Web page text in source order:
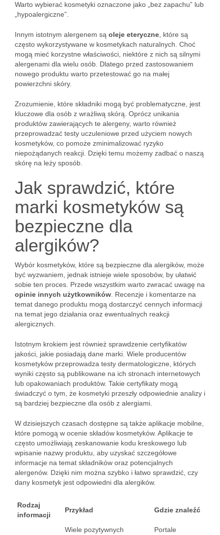
Warto wybierać kosmetyki oznaczone jako „bez zapachu” lub
„hypoalergiczne”.
Innym istotnym alergenem są oleje eteryczne , które są
często wykorzystywane w kosmetykach naturalnych. Choć
mogą mieć korzystne właściwości, niektóre z nich są silnymi
alergenami dla wielu osób. Dlatego przed zastosowaniem
nowego produktu warto przetestować go na małej
powierzchni skóry.
Zrozumienie, które składniki mogą być problematyczne, jest
kluczowe dla osób z wrażliwą skórą. Oprócz unikania
produktów zawierających te alergeny, warto również
przeprowadzać testy uczuleniowe przed użyciem nowych
kosmetyków, co pomoże zminimalizować ryzyko
niepożądanych reakcji. Dzięki temu możemy zadbać o naszą
skórę na leży sposób.
Jak sprawdzić, które
marki kosmetyków są
bezpieczne dla
alergików?
Wybór kosmetyków, które są bezpieczne dla alergików, może
być wyzwaniem, jednak istnieje wiele sposobów, by ułatwić
sobie ten proces. Przede wszystkim warto zwracać uwagę na
opinie innych użytkowników . Recenzje i komentarze na
temat danego produktu mogą dostarczyć cennych informacji
na temat jego działania oraz ewentualnych reakcji
alergicznych.
Istotnym krokiem jest również sprawdzenie certyfikatów
jakości, jakie posiadają dane marki. Wiele producentów
kosmetyków przeprowadza testy dermatologiczne, których
wyniki często są publikowane na ich stronach internetowych
lub opakowaniach produktów. Takie certyfikaty mogą
świadczyć o tym, że kosmetyki przeszły odpowiednie analizy i
są bardziej bezpieczne dla osób z alergiami.
W dzisiejszych czasach dostępne są także aplikacje mobilne,
które pomogą w ocenie składów kosmetyków. Aplikacje te
często umożliwiają zeskanowanie kodu kreskowego lub
wpisanie nazwy produktu, aby uzyskać szczegółowe
informacje na temat składników oraz potencjalnych
alergenów. Dzięki nim można szybko i łatwo sprawdzić, czy
dany kosmetyk jest odpowiedni dla alergików.
Rodzaj
informacji
Przykład Gdzie znaleźć
Wiele pozytywnych
Portale